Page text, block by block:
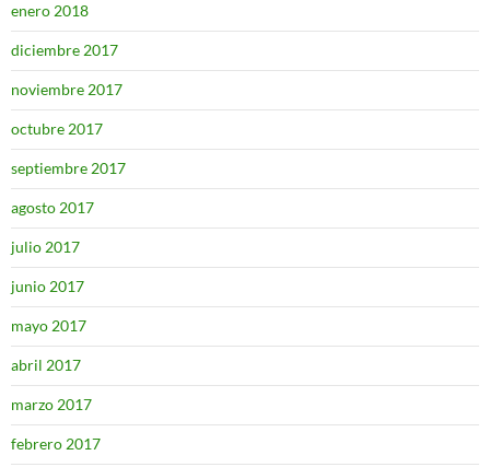
enero 2018
diciembre 2017
noviembre 2017
octubre 2017
septiembre 2017
agosto 2017
julio 2017
junio 2017
mayo 2017
abril 2017
marzo 2017
febrero 2017